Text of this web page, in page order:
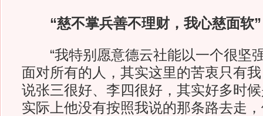
“慈不掌兵善不理财，我心慈面软”
“我特别愿意德云社能以一个很坚
面对所有的人，其实这里的苦衷只有
说张三很好、李四很好，其实好多时
实际上他没有按照我说的那条路去走